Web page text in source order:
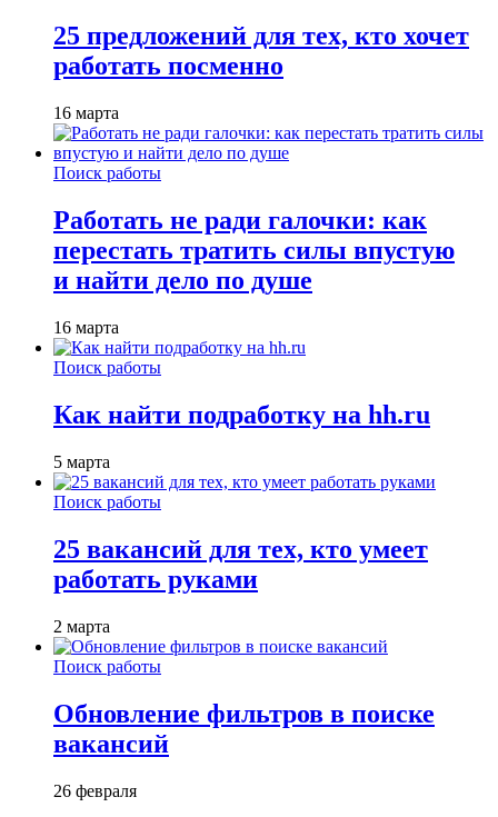
25 предложений для тех, кто хочет
работать посменно
16 марта
Поиск работы
Работать не ради галочки: как
перестать тратить силы впустую
и найти дело по душе
16 марта
Поиск работы
Как найти подработку на hh.ru
5 марта
Поиск работы
25 вакансий для тех, кто умеет
работать руками
2 марта
Поиск работы
Обновление фильтров в поиске
вакансий
26 февраля